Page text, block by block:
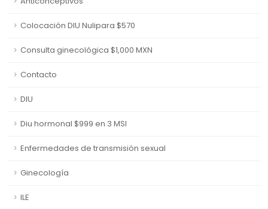
Colocación DIU Nulipara $570
Consulta ginecológica $1,000 MXN
Contacto
DIU
Diu hormonal $999 en 3 MSI
Enfermedades de transmisión sexual
Ginecología
ILE